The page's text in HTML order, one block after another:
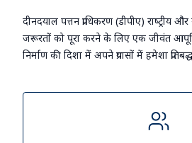
दीनदयाल पत्तन प्राधिकरण (डीपीए) राष्‍ट्रीय
जरूरतों को पूरा करने के लिए एक जीवंत
निर्माण की दिशा में अपने प्रयासों में हमेशा